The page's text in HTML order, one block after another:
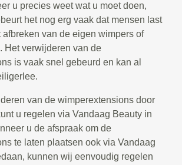
u precies weet wat u moet doen,
het nog erg vaak dat mensen last
afbreken van de eigen wimpers of
Het verwijderen van de
is vaak snel gebeurd en kan al
van de wimperextensions door
u regelen via Vandaag Beauty in
u de afspraak om de
te laten plaatsen ook via Vandaag
kunnen wij eenvoudig regelen